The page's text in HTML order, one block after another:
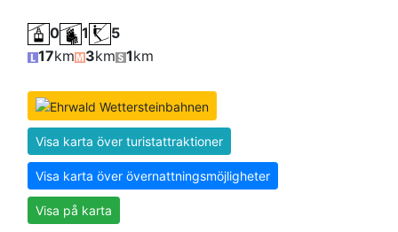
0 1
5
17km 3km 1km
Visa karta över turistattraktioner
Visa karta över övernattningsmöjligheter
Visa på karta